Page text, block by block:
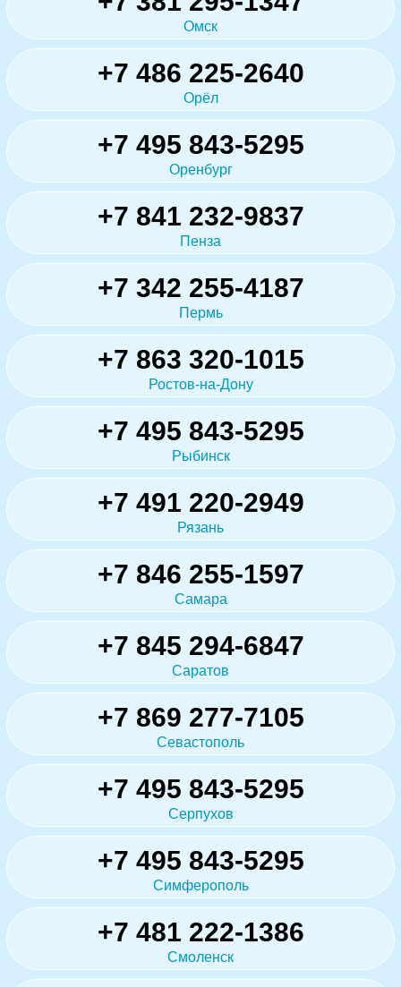
Омск
+7 486 225-2640
Орёл
+7 495 843-5295
Оренбург
+7 841 232-9837
Пенза
+7 342 255-4187
Пермь
+7 863 320-1015
Ростов-на-Дону
+7 495 843-5295
Рыбинск
+7 491 220-2949
Рязань
+7 846 255-1597
Самара
+7 845 294-6847
Саратов
+7 869 277-7105
Севастополь
+7 495 843-5295
Серпухов
+7 495 843-5295
Симферополь
+7 481 222-1386
Смоленск